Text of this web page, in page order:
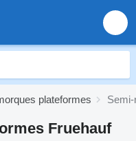
plateformes
Fruehauf